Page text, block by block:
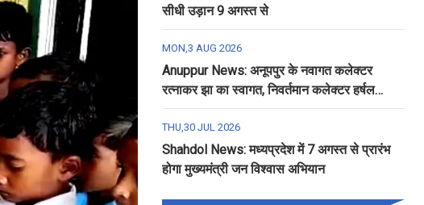
सीधी उड़ान 9 अगस्त से
MON,3 AUG 2026
Anuppur News: अनूपपुर के नवागत कलेक्टर
रत्नाकर झा का स्वागत, निवर्तमान कलेक्टर हर्षल
पंचोली को दी गई विदाई
THU,30 JUL 2026
Shahdol News: मध्यप्रदेश में 7 अगस्त से प्रारंभ
होगा मुख्यमंत्री जन विश्वास अभियान